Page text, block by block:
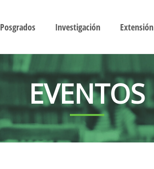
Posgrados Investigación Extensión
EVENTOS